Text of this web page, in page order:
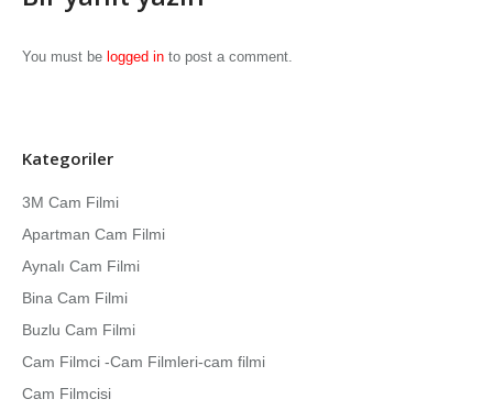
You must be logged in to post a comment.
Kategoriler
3M Cam Filmi
Apartman Cam Filmi
Aynalı Cam Filmi
Bina Cam Filmi
Buzlu Cam Filmi
Cam Filmci -Cam Filmleri-cam filmi
Cam Filmcisi